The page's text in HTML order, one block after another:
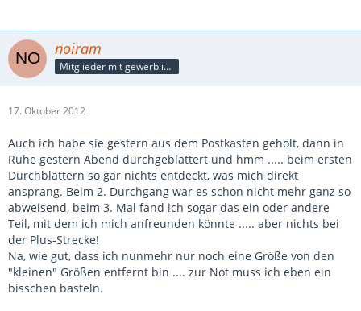
noiram
Mitglieder mit gewerblicher Verbindung, auch als Mitarbeiter/in
17. Oktober 2012
Auch ich habe sie gestern aus dem Postkasten geholt, dann in
Ruhe gestern Abend durchgeblättert und hmm ..... beim ersten
Durchblättern so gar nichts entdeckt, was mich direkt
ansprang. Beim 2. Durchgang war es schon nicht mehr ganz so
abweisend, beim 3. Mal fand ich sogar das ein oder andere
Teil, mit dem ich mich anfreunden könnte ..... aber nichts bei
der Plus-Strecke!
Na, wie gut, dass ich nunmehr nur noch eine Größe von den
"kleinen" Größen entfernt bin .... zur Not muss ich eben ein
bisschen basteln.